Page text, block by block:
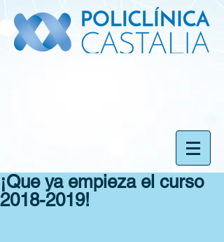
¡Que ya empieza el curso
2018-2019!